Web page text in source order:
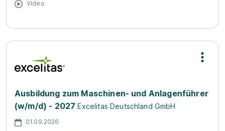
Video
Ausbildung zum Maschinen- und Anlagenführer
(w/m/d) - 2027 Excelitas Deutschland GmbH
01.09.2026